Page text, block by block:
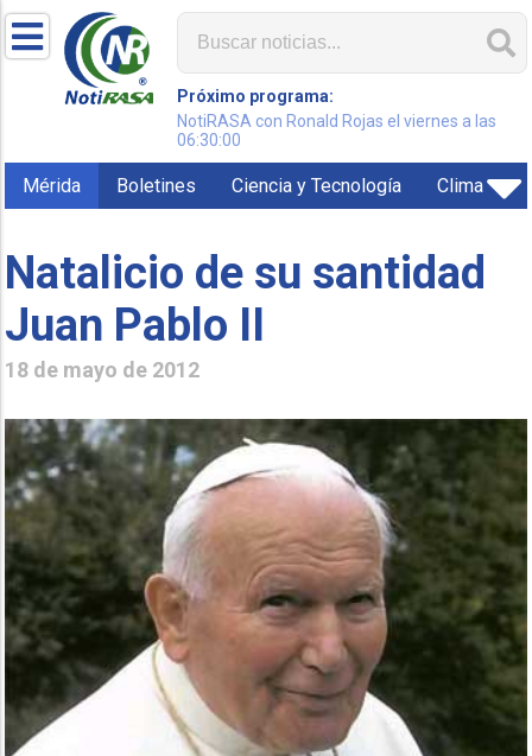
Próximo programa:
NotiRASA con Ronald Rojas el viernes a las
06:30:00
Mérida Boletines Ciencia y Tecnología Clima
Natalicio de su santidad
Juan Pablo II
18 de mayo de 2012